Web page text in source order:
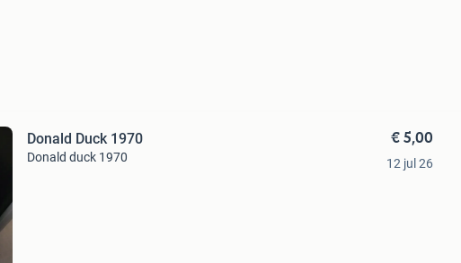
Donald Duck 1970
Donald duck 1970
€ 5,00
12 jul 26